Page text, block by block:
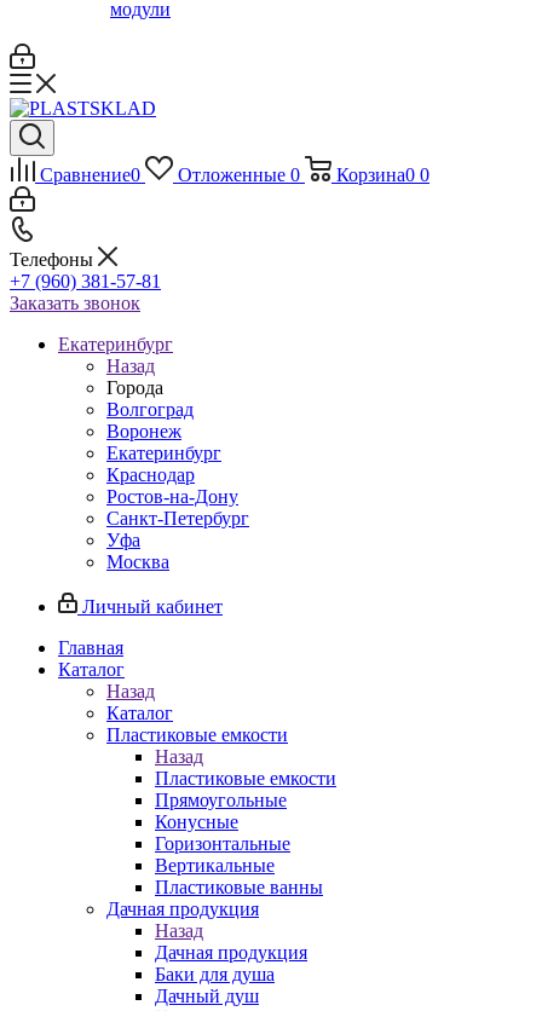
модули
Сравнение0 Отложенные 0 Корзина0 0
Телефоны
+7 (960) 381-57-81
Заказать звонок
Екатеринбург
Назад
Города
Волгоград
Воронеж
Екатеринбург
Краснодар
Ростов-на-Дону
Санкт-Петербург
Уфа
Москва
Личный кабинет
Главная
Каталог
Назад
Каталог
Пластиковые емкости
Назад
Пластиковые емкости
Прямоугольные
Конусные
Горизонтальные
Вертикальные
Пластиковые ванны
Дачная продукция
Назад
Дачная продукция
Баки для душа
Дачный душ